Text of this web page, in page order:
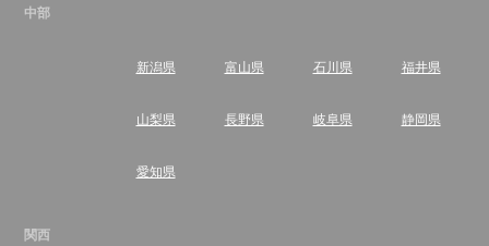
中部
新潟県 富山県 石川県 福井県
山梨県 長野県 岐阜県 静岡県
愛知県
関西